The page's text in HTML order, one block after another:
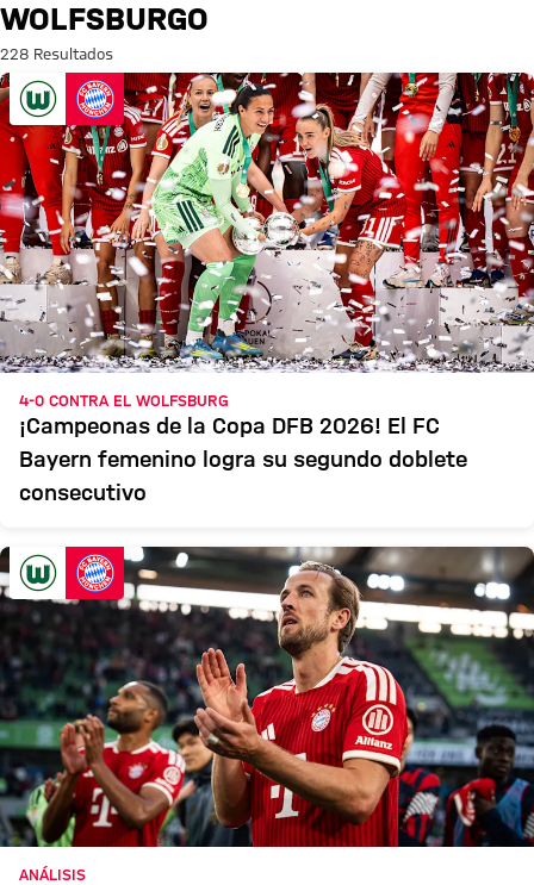
Búsqueda: Wolfsburgo
WOLFSBURGO
228 Resultados
4-0 CONTRA EL WOLFSBURG
¡Campeonas de la Copa DFB 2026! El FC
Bayern femenino logra su segundo doblete
consecutivo
ANÁLISIS